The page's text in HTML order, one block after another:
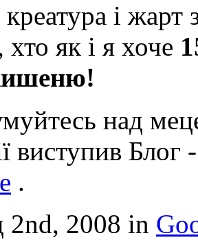
і жарт
як і я хоче
над
виступив Блог
.
2nd, 2008 in